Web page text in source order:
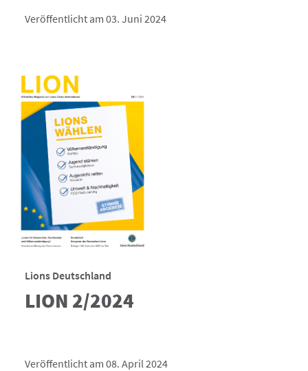
Veröffentlicht am 03. Juni 2024
Lions Deutschland
LION 2/2024
Veröffentlicht am 08. April 2024